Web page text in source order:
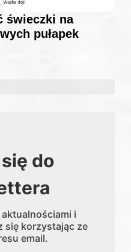
świeczki na
pułapek
do
i
się korzystając ze
email.